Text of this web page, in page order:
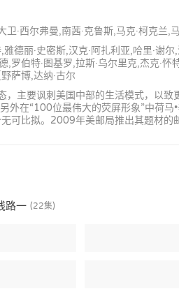
卫·西尔弗曼,南茜·克鲁斯,马克·柯克
德丽·史密斯,汉克·阿扎利亚,哈里·谢
罗伯特·图基罗,拉斯·乌尔里克,杰克·
萨博,达纳·古尔
，主要讽刺美国中部的生活模式，以
外在“100位最伟大的荧屏形象”中荷
可比拟。2009年美邮局推出其题材的
路一 (22集)